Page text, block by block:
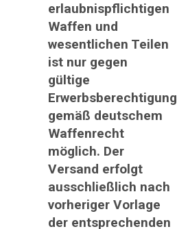
erlaubnispflichtigen
Waffen und
wesentlichen Teilen
ist nur gegen
gültige
Erwerbsberechtigung
gemäß deutschem
Waffenrecht
möglich. Der
Versand erfolgt
ausschließlich nach
vorheriger Vorlage
der entsprechenden